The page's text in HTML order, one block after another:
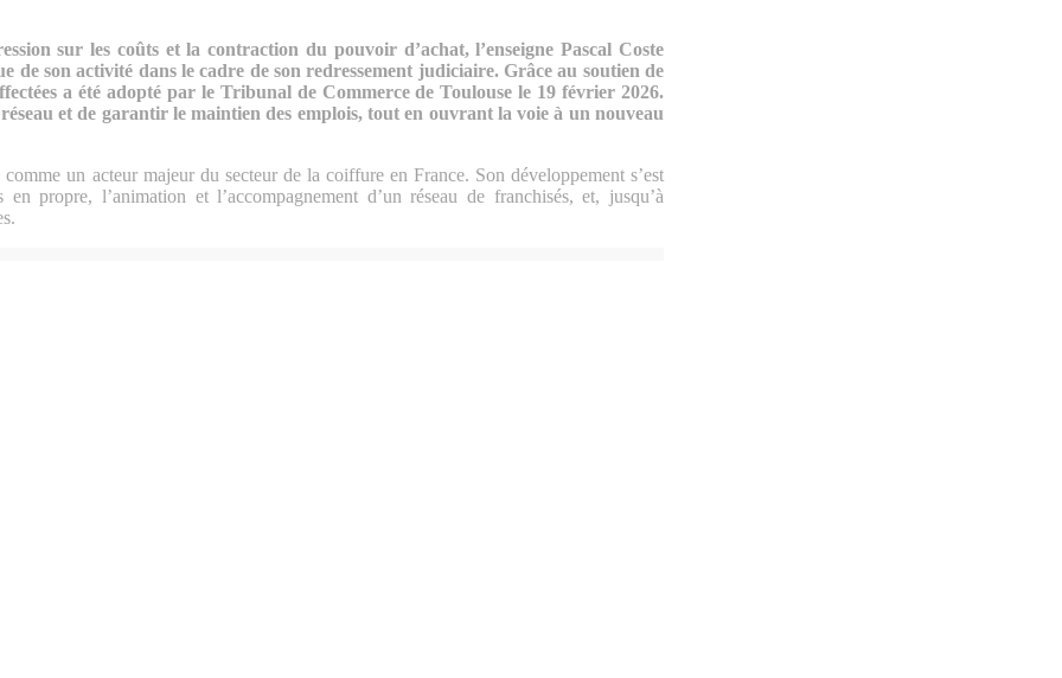
sur les coûts et la contraction du pouvoir d’achat, l’enseigne Pascal Coste
son activité dans le cadre de son redressement judiciaire. Grâce au soutien de
a été adopté par le Tribunal de Commerce de Toulouse le 19 février 2026.
et de garantir le maintien des emplois, tout en ouvrant la voie à un nouveau
comme un acteur majeur du secteur de la coiffure en France. Son développement s’est
propre, l’animation et l’accompagnement d’un réseau de franchisés, et, jusqu’à